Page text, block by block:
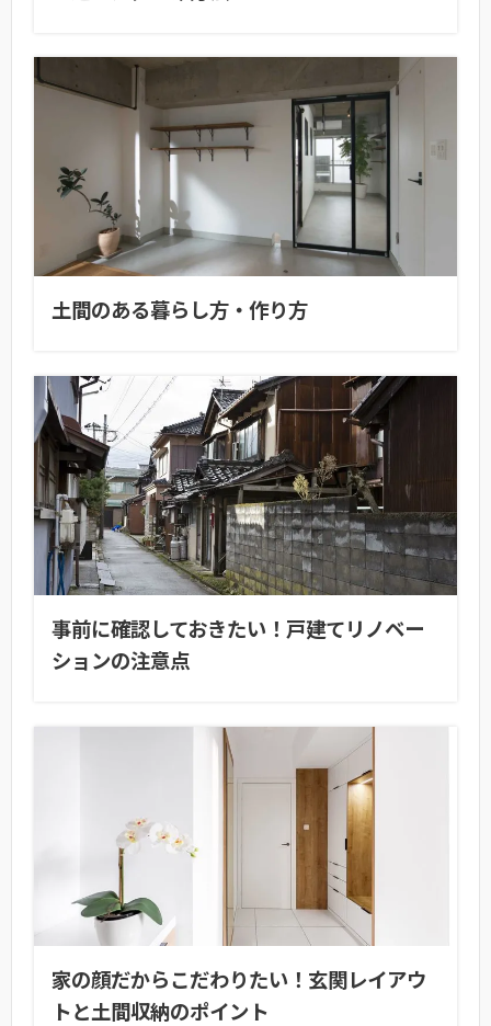
土間のある暮らし方・作り方
事前に確認しておきたい！戸建てリノベー
ションの注意点
家の顔だからこだわりたい！玄関レイアウ
トと土間収納のポイント